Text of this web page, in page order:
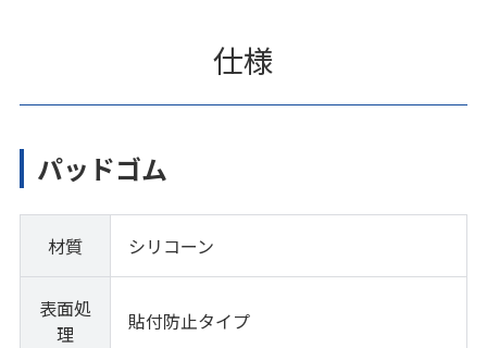
仕様
パッドゴム
材質 シリコーン
表面処
理
貼付防止タイプ